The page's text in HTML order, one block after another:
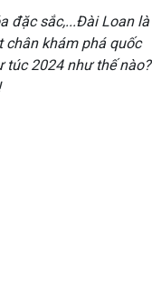
đặc sắc,...Đài Loan là
chân khám phá quốc
túc 2024 như thế nào?